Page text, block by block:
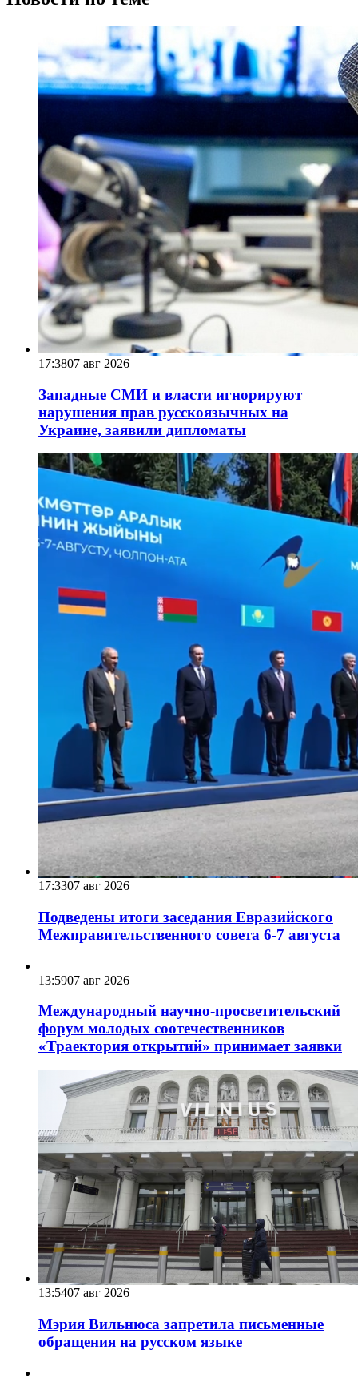
17:3807 авг 2026
Западные СМИ и власти игнорируют
нарушения прав русскоязычных на
Украине, заявили дипломаты
17:3307 авг 2026
Подведены итоги заседания Евразийского
Межправительственного совета 6-7 августа
13:5907 авг 2026
Международный научно-просветительский
форум молодых соотечественников
«Траектория открытий» принимает заявки
13:5407 авг 2026
Мэрия Вильнюса запретила письменные
обращения на русском языке